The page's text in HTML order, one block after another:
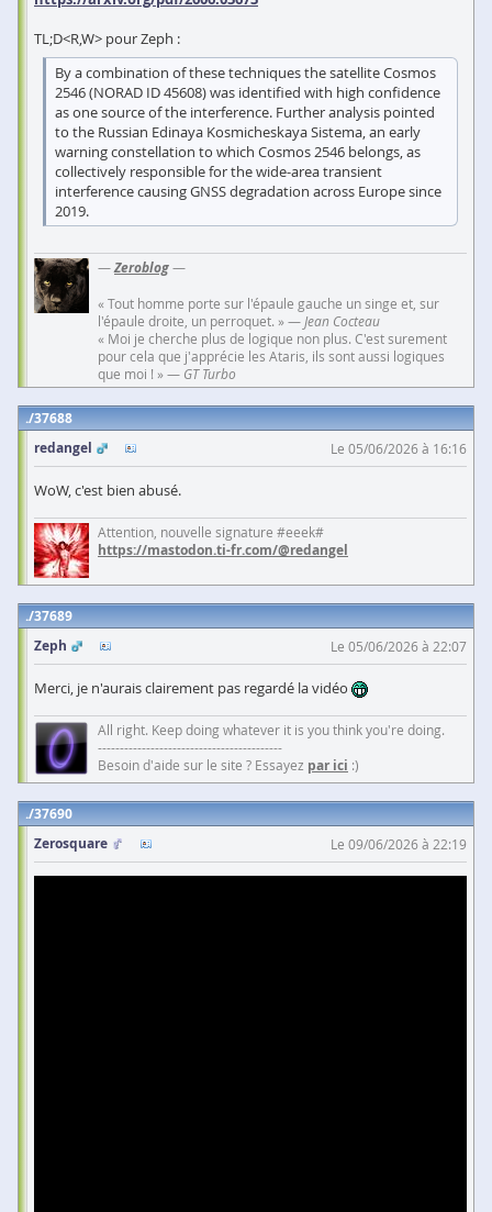
TL;D<R,W> pour Zeph :
By a combination of these techniques the satellite Cosmos
2546 (NORAD ID 45608) was identified with high confidence
as one source of the interference. Further analysis pointed
to the Russian Edinaya Kosmicheskaya Sistema, an early
warning constellation to which Cosmos 2546 belongs, as
collectively responsible for the wide-area transient
interference causing GNSS degradation across Europe since
2019.
—Zeroblog—
« Tout homme porte sur l'épaule gauche un singe et, sur
l'épaule droite, un perroquet. » — Jean Cocteau
« Moi je cherche plus de logique non plus. C'est surement
pour cela que j'apprécie les Ataris, ils sont aussi logiques
que moi ! » — GT Turbo
37688
redangel
Le 05/06/2026 à 16:16
WoW, c'est bien abusé.
Attention, nouvelle signature #eeek#
https://mastodon.ti-fr.com/@redangel
37689
Zeph
Le 05/06/2026 à 22:07
Merci, je n'aurais clairement pas regardé la vidéo
All right. Keep doing whatever it is you think you're doing.
------------------------------------------
Besoin d'aide sur le site ? Essayez par ici :)
37690
Zerosquare
Le 09/06/2026 à 22:19